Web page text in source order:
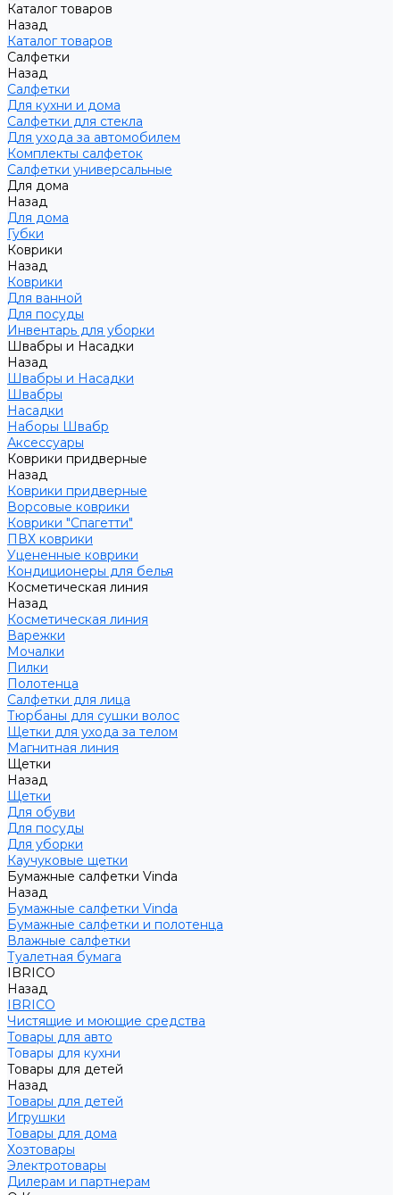
Каталог товаров
Назад
Каталог товаров
Салфетки
Назад
Салфетки
Для кухни и дома
Салфетки для стекла
Для ухода за автомобилем
Комплекты салфеток
Салфетки универсальные
Для дома
Назад
Для дома
Губки
Коврики
Назад
Коврики
Для ванной
Для посуды
Инвентарь для уборки
Швабры и Насадки
Назад
Швабры и Насадки
Швабры
Насадки
Наборы Швабр
Аксессуары
Коврики придверные
Назад
Коврики придверные
Ворсовые коврики
Коврики "Спагетти"
ПВХ коврики
Уцененные коврики
Кондиционеры для белья
Косметическая линия
Назад
Косметическая линия
Варежки
Мочалки
Пилки
Полотенца
Салфетки для лица
Тюрбаны для сушки волос
Щетки для ухода за телом
Магнитная линия
Щетки
Назад
Щетки
Для обуви
Для посуды
Для уборки
Каучуковые щетки
Бумажные салфетки Vinda
Назад
Бумажные салфетки Vinda
Бумажные салфетки и полотенца
Влажные салфетки
Туалетная бумага
IBRICO
Назад
IBRICO
Чистящие и моющие средства
Товары для авто
Товары для кухни
Товары для детей
Назад
Товары для детей
Игрушки
Товары для дома
Хозтовары
Электротовары
Дилерам и партнерам